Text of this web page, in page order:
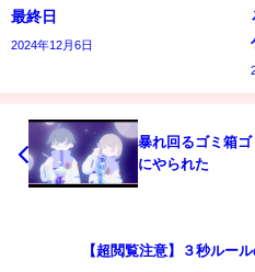
最終日
2024年12月6日
暴れ回るゴミ箱
にやられた
【超閲覧注意】３秒ルー